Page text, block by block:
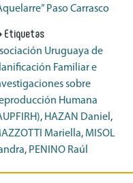
Paso Carrasco
Etiquetas
Uruguaya de
Familiar e
sobre
Humana
, HAZAN Daniel ,
Mariella, MISOL
, PENINO Raúl